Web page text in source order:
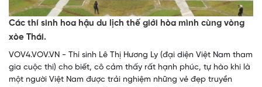
Các thí sinh hoa hậu du lịch thế giới hòa mình cùng vòng
xòe Thái.
VOV4.VOV.VN - Thí sinh Lê Thị Hương Ly (đại diện Việt Nam tham
gia cuộc thi) cho biết, cô cảm thấy rất hạnh phúc, tự hào khi là
một người Việt Nam được trải nghiệm những vẻ đẹp truyền